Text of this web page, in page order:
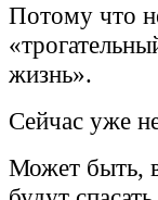
Потому что
жизнь».
Сейчас уже
Может быть,